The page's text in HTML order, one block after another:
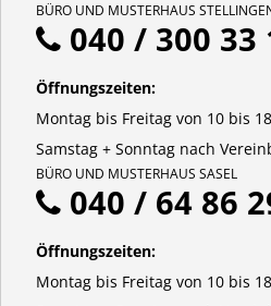
BÜRO UND MUSTERHAUS
040 / 300 33
Öffnungszeiten:
Montag bis Freitag von 10 bis
Samstag + Sonntag nach
BÜRO UND MUSTERHAUS SASEL
040 / 64 86
Öffnungszeiten:
Montag bis Freitag von 10 bis